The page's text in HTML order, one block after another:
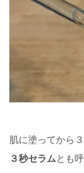
肌に塗ってから
３秒セラムとも